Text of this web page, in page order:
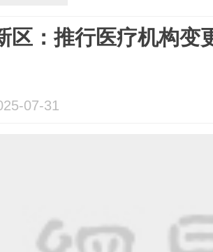
区：推行医疗机构变
07-31